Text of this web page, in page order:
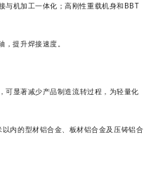
机加工一体化；高刚性重载机身和BBT
提升焊接速度。
显著减少产品制造流转过程，为轻量化
内的型材铝合金、板材铝合金及压铸铝合